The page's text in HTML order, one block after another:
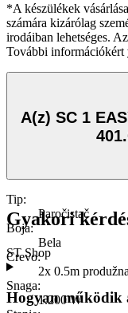
*A készülékek
számára kizárólag
irodáiban lehetséges.
További információkért
A(z) SC 1
Tip:
Paročistač
Boja:
Bela
Crevo:
2x 0.5m
Snaga:
1.200 W
Gyakori
ST Shop
Hogyan működik